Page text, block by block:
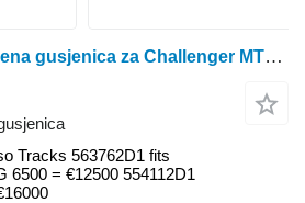
Camso Original gumena gusjenica za Challenger MT700 traktora gusjeničara
Tracks 563762D1 fits
6500 = €12500 554112D1